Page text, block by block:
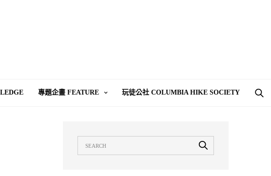
專題企畫 FEATURE 玩徒公社 COLUMBIA HIKE SOCIETY